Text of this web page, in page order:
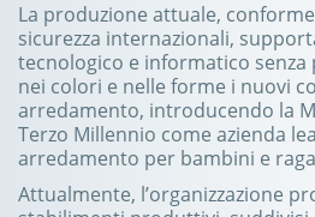
La produzione attuale,
sicurezza internazionali,
tecnologico e informatico
nei colori e nelle forme i nuovi
arredamento, introducendo la
Terzo Millennio come azienda
arredamento per bambini e
Attualmente, l’organizzazione